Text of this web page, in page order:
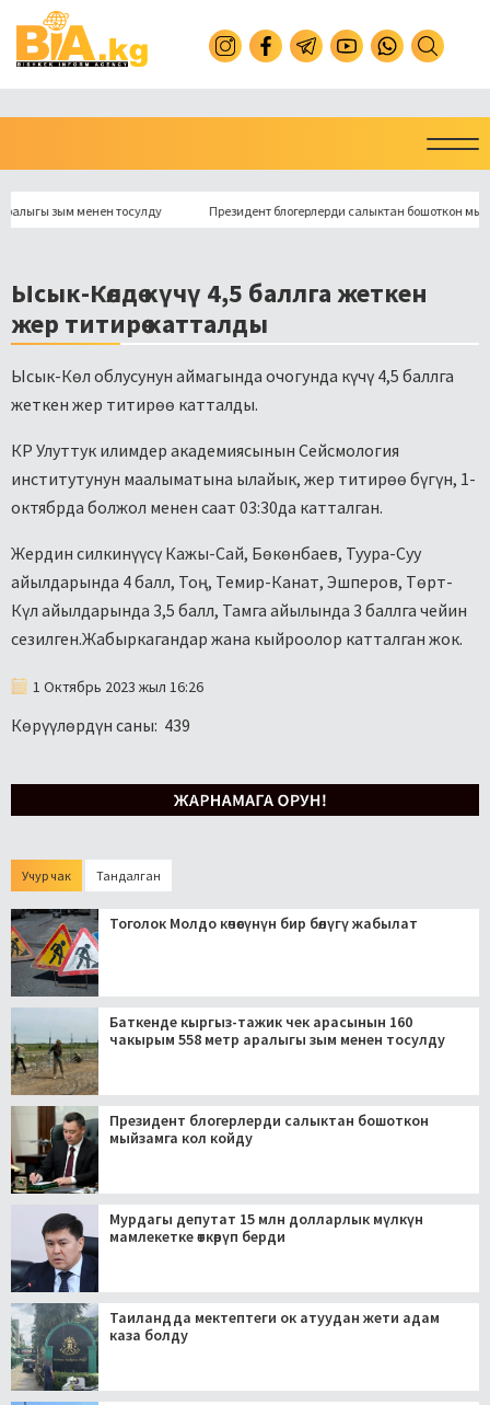
зым менен тосулду Президент блогерлерди салыктан бошоткон
Ысык-Көлдө күчү 4,5 баллга жеткен
жер титирөө катталды
Ысык-Көл облусунун аймагында очогунда күчү 4,5 баллга
жеткен жер титирөө катталды.
КР Улуттук илимдер академиясынын Сейсмология
институтунун маалыматына ылайык, жер титирөө бүгүн, 1-
октябрда болжол менен саат 03:30да катталган.
Жердин силкинүүсү Кажы-Сай, Бөкөнбаев, Туура-Суу
айылдарында 4 балл, Тоң, Темир-Канат, Эшперов, Төрт-
Күл айылдарында 3,5 балл, Тамга айылында 3 баллга чейин
сезилген.Жабыркагандар жана кыйроолор катталган жок.
1 Октябрь 2023 жыл 16:26
Көрүүлөрдүн саны: 439
Учур чак Тандалган
Тоголок Молдо көчөсүнүн бир бөлүгү жабылат
Баткенде кыргыз-тажик чек арасынын 160
чакырым 558 метр аралыгы зым менен тосулду
Президент блогерлерди салыктан бошоткон
мыйзамга кол койду
Мурдагы депутат 15 млн долларлык мүлкүн
мамлекетке өткөрүп берди
Таиландда мектептеги ок атуудан жети адам
каза болду